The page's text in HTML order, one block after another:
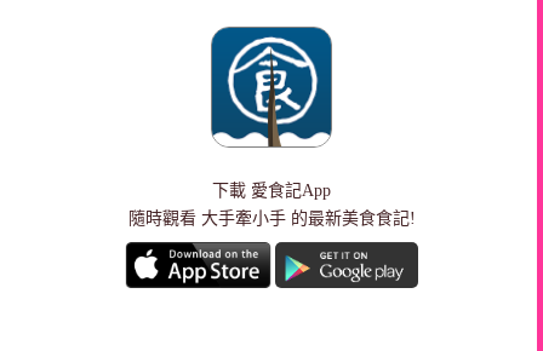
下載 愛食記App
隨時觀看 大手牽小手 的最新美食食記!